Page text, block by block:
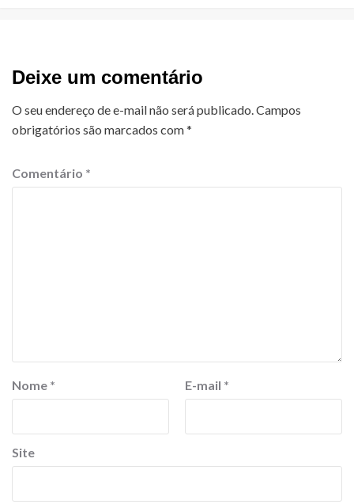
Deixe um comentário
O seu endereço de e-mail não será publicado.Campos
obrigatórios são marcados com*
Comentário *
Nome * E-mail *
Site